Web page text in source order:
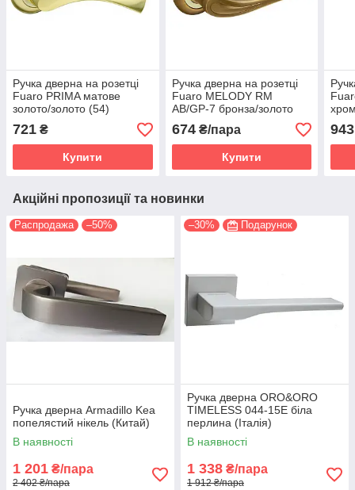
Ручка дверна на розетці
Fuaro PRIMA матове
золото/золото (54)
721 ₴
Купити
Ручка дверна на розетці
Fuaro MELODY RM
AB/GP-7 бронза/золото
674₴/пара
Купити
943
Акційні пропозиції та новинки
Распродажа –50%
Ручка дверна Armadillo Kea
попелястий нікель (Китай)
В наявності
1 201 ₴/пара
2 402 ₴/пара
–30% Подарунок
Ручка дверна ORO&ORO
TIMELESS 044-15E біла
перлина (Італія)
В наявності
1 338 ₴/пара
1 912 ₴/пара